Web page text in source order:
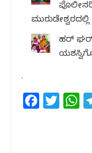
ಹರ್ ಘರ್
.
F T